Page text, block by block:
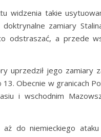
widzenia takie
zamiary
odstraszać, a przede
uprzedził jego zamiary
Obecnie w granicach
i wschodnim
aż do niemieckiego